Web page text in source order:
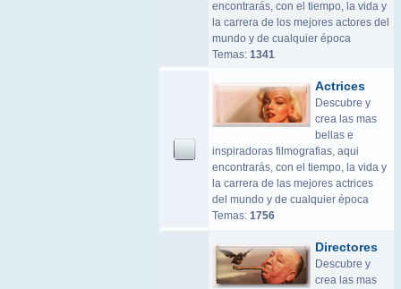
encontrarás, con el tiempo, la vida y
la carrera de los mejores actores del
mundo y de cualquier época
Temas: 1341
Actrices
Descubre y
crea las mas
bellas e
inspiradoras filmografias, aqui
encontrarás, con el tiempo, la vida y
la carrera de las mejores actrices
del mundo y de cualquier época
Temas: 1756
Directores
Descubre y
crea las mas